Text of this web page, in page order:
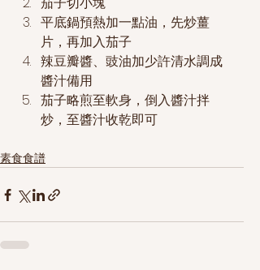
平底鍋預熱加一點油，先炒薑
片，再加入茄子
辣豆瓣醬、豉油加少許清水調成
醬汁備用
茄子略煎至軟身，倒入醬汁拌
炒，至醬汁收乾即可
素食食譜